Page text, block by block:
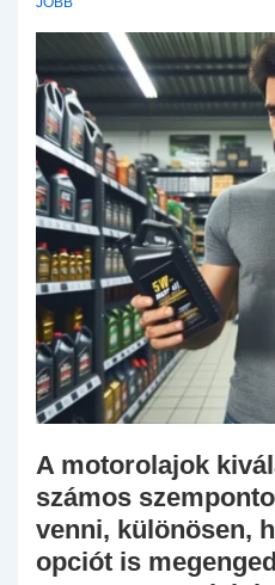
A motorolajok
számos
venni, különösen,
opciót is